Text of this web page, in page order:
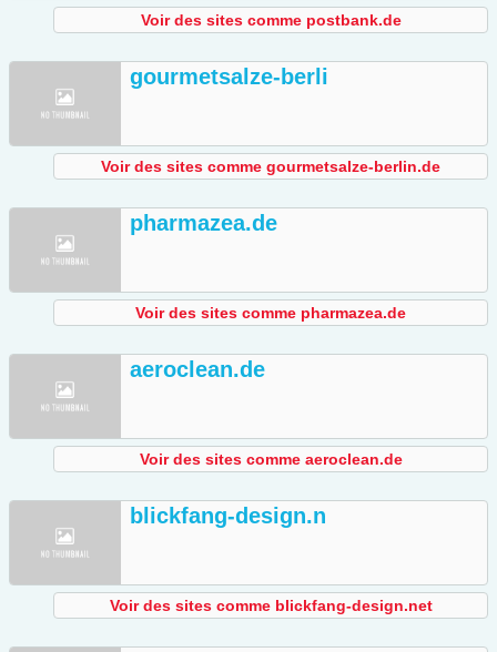
Voir des sites comme postbank.de
gourmetsalze-berli
Voir des sites comme gourmetsalze-berlin.de
pharmazea.de
Voir des sites comme pharmazea.de
aeroclean.de
Voir des sites comme aeroclean.de
blickfang-design.n
Voir des sites comme blickfang-design.net